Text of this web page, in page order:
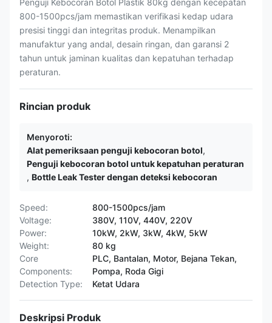
Penguji Kebocoran Botol Plastik 80kg dengan kecepatan
800-1500pcs/jam memastikan verifikasi kedap udara
presisi tinggi dan integritas produk. Menampilkan
manufaktur yang andal, desain ringan, dan garansi 2
tahun untuk jaminan kualitas dan kepatuhan terhadap
peraturan.
Rincian produk
Menyoroti:
Alat pemeriksaan penguji kebocoran botol,
Penguji kebocoran botol untuk kepatuhan peraturan
, Bottle Leak Tester dengan deteksi kebocoran
Speed:
800-1500pcs/jam
Voltage:
380V, 110V, 440V, 220V
Power:
10kW, 2kW, 3kW, 4kW, 5kW
Weight:
80 kg
Core
Components:
PLC, Bantalan, Motor, Bejana Tekan,
Pompa, Roda Gigi
Detection Type:
Ketat Udara
Deskripsi Produk